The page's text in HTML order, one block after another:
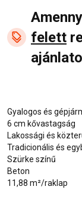
felett
Gyalogos és
6 cm kővastagság
Lakossági és
Tradicionális és
Szürke színű
Beton
11,88 m²/raklap